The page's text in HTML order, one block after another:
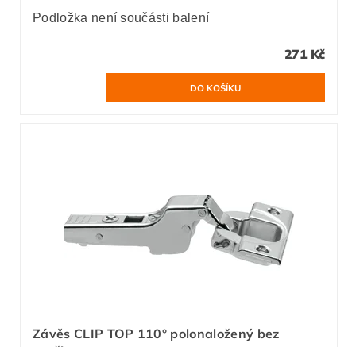
Podložka není součásti balení
271 Kč
Závěs CLIP TOP 110° polonaložený bez